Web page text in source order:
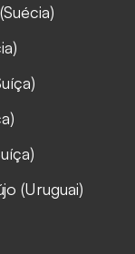
(Uruguai)